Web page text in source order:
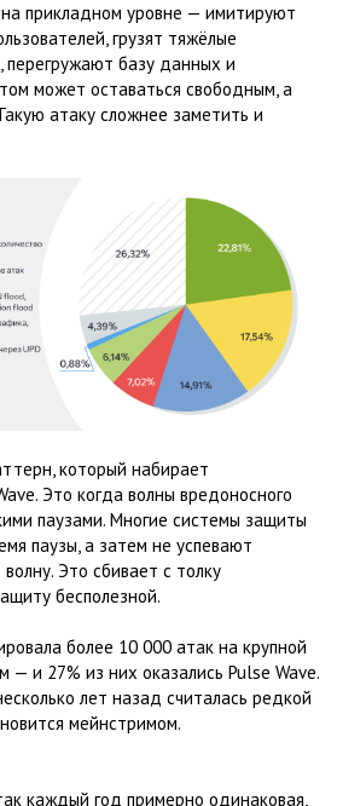
прикладном уровне — имитируют
грузят тяжёлые
перегружают базу данных и
может оставаться свободным, а
атаку сложнее заметить и
который набирает
Это когда волны вредоносного
паузами. Многие системы защиты
паузы, а затем не успевают
Это сбивает с толку
бесполезной.
более 10 000 атак на крупной
— и 27% из них оказались Pulse Wave.
лет назад считалась редкой
мейнстримом.
каждый год примерно одинаковая,